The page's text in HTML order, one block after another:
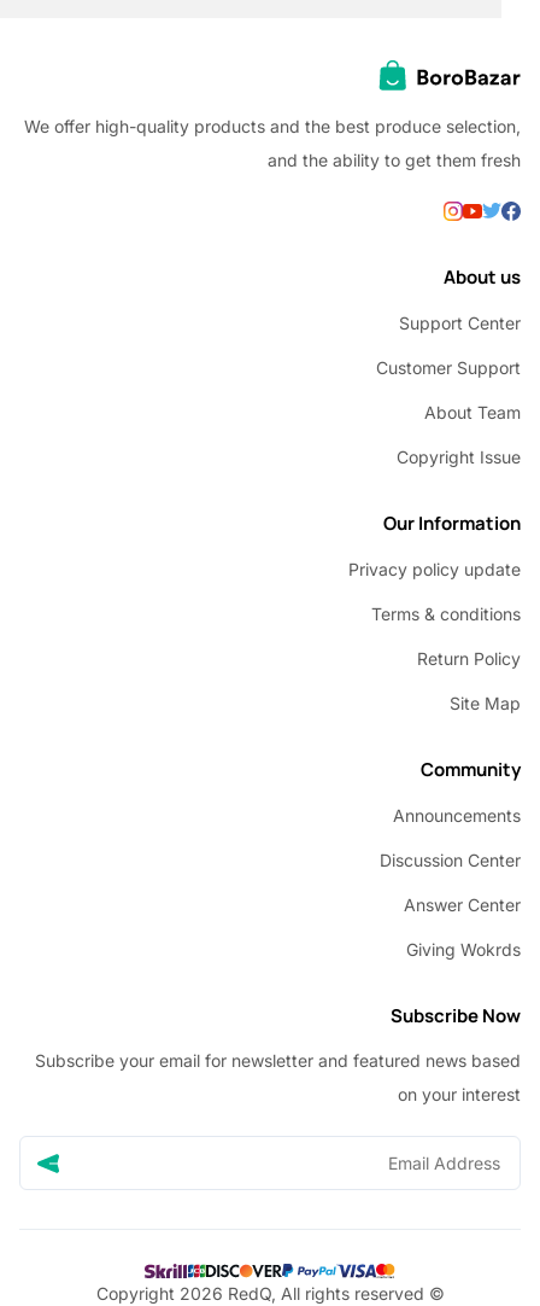
We offer high-quality products and the best produce
and the ability to get them
Support
Customer
About
Copyright
Our
Privacy policy
Terms &
Return
Discussion
Answer
Giving
Subscribe
Subscribe your email for newsletter and featured news
on your